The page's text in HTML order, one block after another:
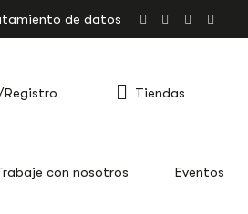
de datos
Registro Tiendas
con nosotros Eventos